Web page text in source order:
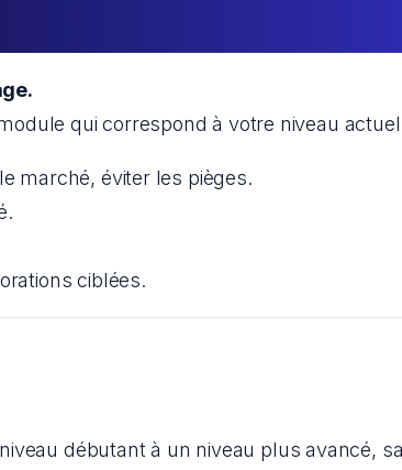
qui correspond à votre niveau
marché, éviter les pièges.
ciblées.
débutant à un niveau plus avancé,